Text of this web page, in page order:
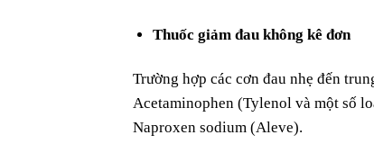
Thuốc giảm đau không kê đơn
Trường hợp các cơn đau nhẹ đến
Acetaminophen (Tylenol và một số
Naproxen sodium (Aleve).